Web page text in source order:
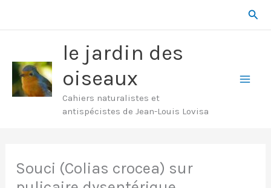
au
le jardin des
oiseaux
Cahiers naturalistes et
antispécistes de Jean-Louis Lovisa
Souci (Colias crocea) sur